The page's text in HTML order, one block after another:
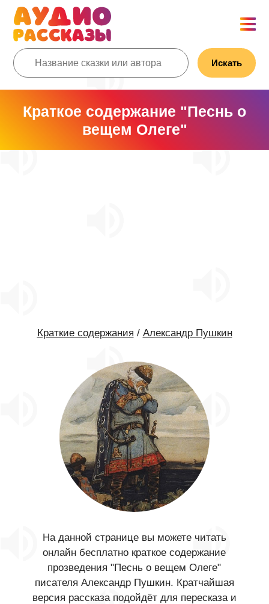
Искать
Краткое содержание "Песнь о
вещем Олеге"
Краткие содержания / Александр Пушкин
На данной странице вы можете читать
онлайн бесплатно краткое содержание
прозведения "Песнь о вещем Олеге"
писателя Александр Пушкин. Кратчайшая
версия рассказа подойдёт для пересказа и